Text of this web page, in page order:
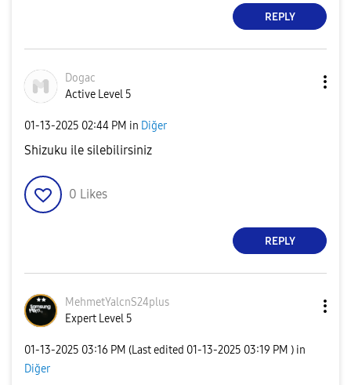
REPLY
Dogac
Active Level 5
‎01-13-2025 02:44 PM in Diğer
Shizuku ile silebilirsiniz
0 Likes
REPLY
MehmetYalcnS24plus
Expert Level 5
‎01-13-2025 03:16 PM (Last edited ‎01-13-2025 03:19 PM ) in
Diğer